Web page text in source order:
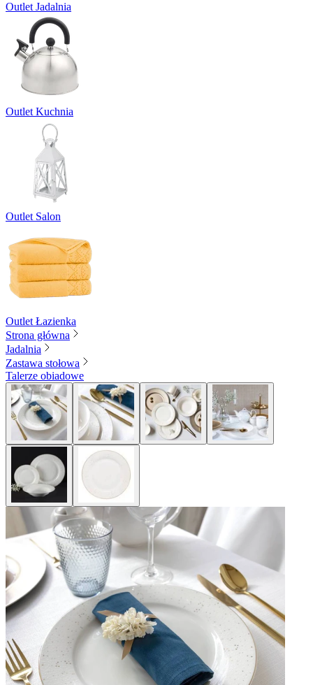
Outlet Jadalnia
Outlet Kuchnia
Outlet Salon
Outlet Łazienka
Strona główna
Jadalnia
Zastawa stołowa
Talerze obiadowe